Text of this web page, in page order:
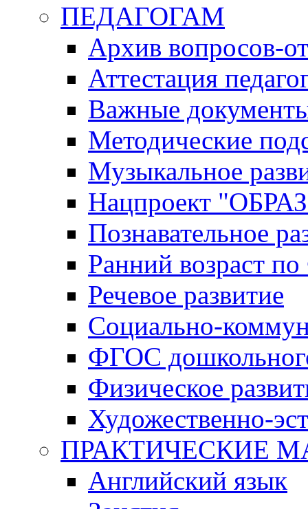
ПЕДАГОГАМ
Архив вопросов-
Аттестация
Важные
Методические
Музыкальное
Нацпроект
Познавательное
Ранний возраст
Речевое развитие
Социально-
ФГОС
Физическое
Художественно-
ПРАКТИЧЕСКИЕ
Английский язык